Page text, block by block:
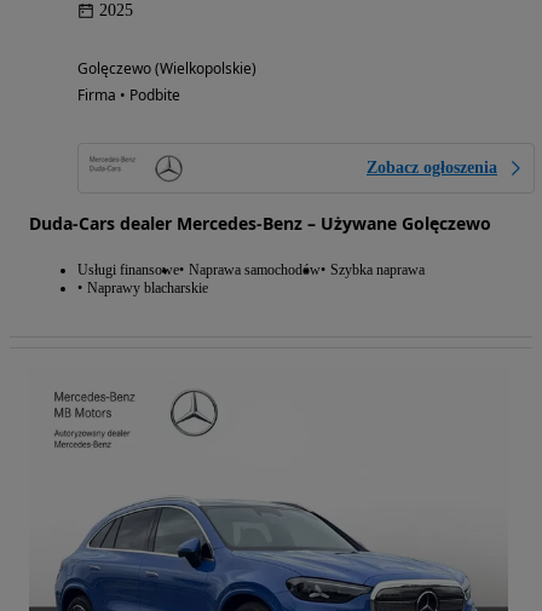
2025
Golęczewo (Wielkopolskie)
Firma • Podbite
Zobacz ogłoszenia
Duda-Cars dealer Mercedes-Benz – Używane Golęczewo
Usługi finansowe Naprawa samochodów Szybka naprawa
Naprawy blacharskie